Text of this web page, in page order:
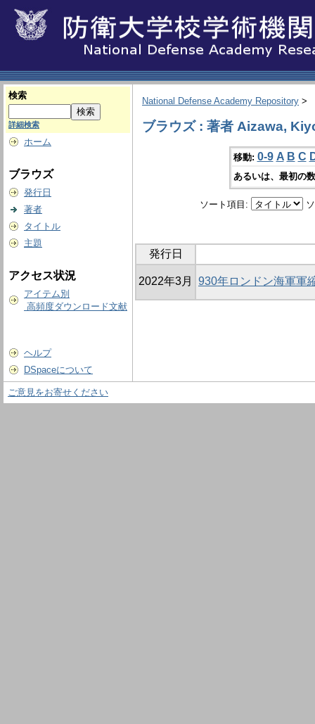
検索
詳細検索
ホーム
ブラウズ
発行日
著者
タイトル
主題
アクセス状況
アイテム別
高頻度ダウンロード文献
ヘルプ
DSpaceについて
National Defense Academy Repository >
ブラウズ : 著者 Aizawa,
移動: 0-9 A B C
あるいは、最初の
ソート項目:
発行日
2022年3月 930年ロンドン海軍軍
ご意見をお寄せください